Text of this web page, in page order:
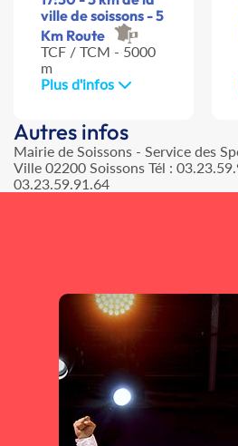
ville de soissons - 5
Km Route
TCF / TCM - 5000
m
Plus d'infos
Autres infos
Mairie de Soissons - Service des
Ville 02200 Soissons Tél :
03.23.59.91.64